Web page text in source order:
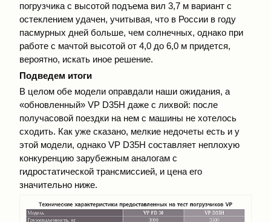
погрузчика с высотой подъема вил 3,7 м вариант с
остеклением удачен, учитывая, что в России в году
пасмурных дней больше, чем солнечных, однако при
работе с мачтой высотой от 4,0 до 6,0 м придется,
вероятно, искать иное решение.
Подведем итоги
В целом обе модели оправдали наши ожидания, а
«обновленный» VP D35H даже с лихвой: после
получасовой поездки на нем с машины не хотелось
сходить. Как уже сказано, мелкие недочеты есть и у
этой модели, однако VP D35H составляет неплохую
конкуренцию зарубежным аналогам с
гидростатической трансмиссией, и цена его
значительно ниже.